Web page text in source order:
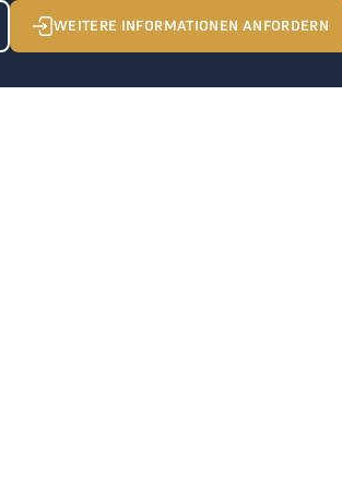
WEITERE INFORMATIONEN ANFORDERN